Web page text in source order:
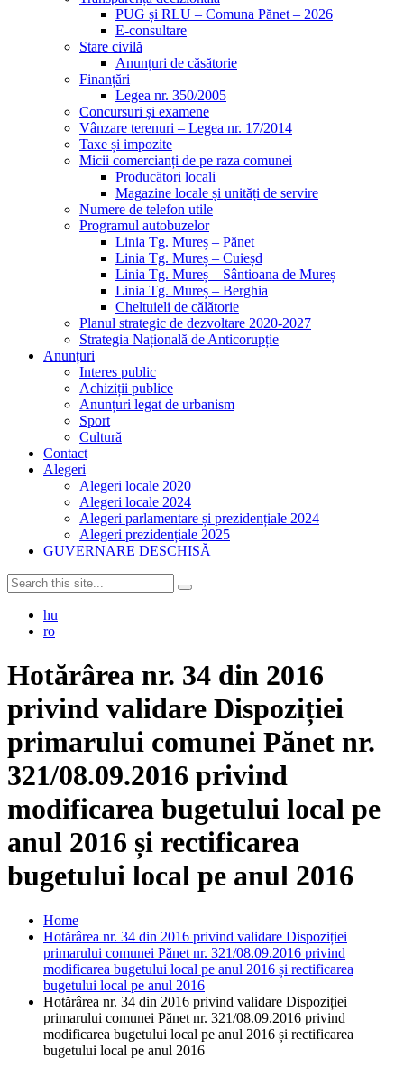
PUG și RLU – Comuna Pănet – 2026
E-consultare
Stare civilă
Anunțuri de căsătorie
Finanțări
Legea nr. 350/2005
Concursuri și examene
Vânzare terenuri – Legea nr. 17/2014
Taxe și impozite
Micii comercianți de pe raza comunei
Producători locali
Magazine locale și unități de servire
Numere de telefon utile
Programul autobuzelor
Linia Tg. Mureș – Pănet
Linia Tg. Mureș – Cuieșd
Linia Tg. Mureș – Sântioana de Mureș
Linia Tg. Mureș – Berghia
Cheltuieli de călătorie
Planul strategic de dezvoltare 2020-2027
Strategia Națională de Anticorupție
Anunțuri
Interes public
Achiziții publice
Anunțuri legat de urbanism
Sport
Cultură
Contact
Alegeri
Alegeri locale 2020
Alegeri locale 2024
Alegeri parlamentare și prezidențiale 2024
Alegeri prezidențiale 2025
GUVERNARE DESCHISĂ
hu
ro
Hotărârea nr. 34 din 2016
privind validare Dispoziției
primarului comunei Pănet nr.
321/08.09.2016 privind
modificarea bugetului local pe
anul 2016 și rectificarea
bugetului local pe anul 2016
Home
Hotărârea nr. 34 din 2016 privind validare Dispoziției
primarului comunei Pănet nr. 321/08.09.2016 privind
modificarea bugetului local pe anul 2016 și rectificarea
bugetului local pe anul 2016
Hotărârea nr. 34 din 2016 privind validare Dispoziției
primarului comunei Pănet nr. 321/08.09.2016 privind
modificarea bugetului local pe anul 2016 și rectificarea
bugetului local pe anul 2016